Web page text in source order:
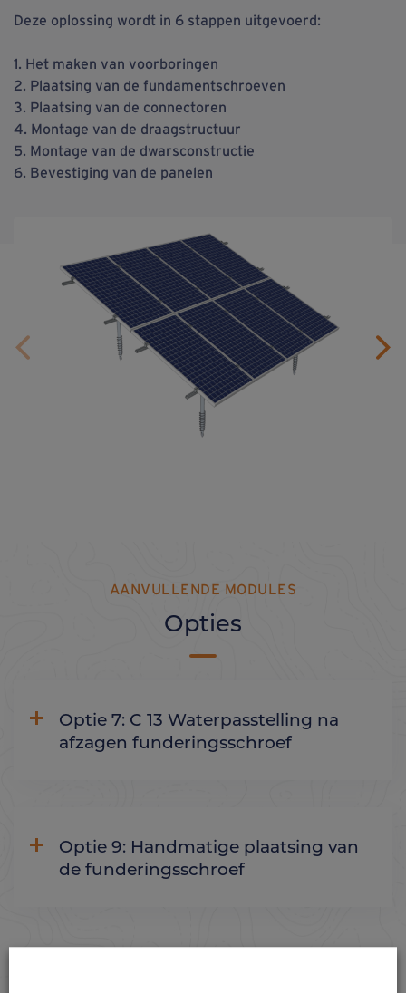
Deze oplossing wordt in 6 stappen uitgevoerd:
1. Het maken van voorboringen
2. Plaatsing van de fundamentschroeven
3. Plaatsing van de connectoren
4. Montage van de draagstructuur
5. Montage van de dwarsconstructie
6. Bevestiging van de panelen
AANVULLENDE MODULES
Opties
Optie 7: C 13 Waterpasstelling na
afzagen funderingsschroef
Optie 9: Handmatige plaatsing van
de funderingsschroef